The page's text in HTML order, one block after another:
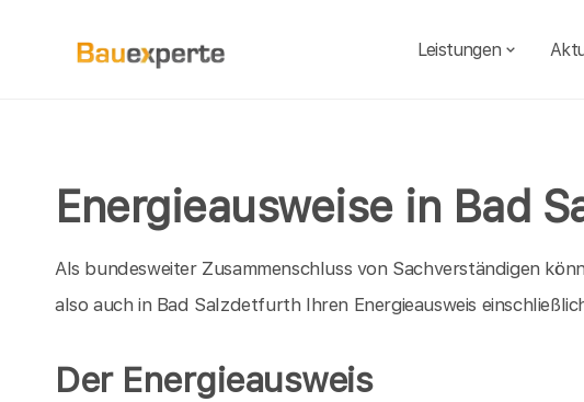
Leistungen
Energieausweise in Bad
Als bundesweiter Zusammenschluss von Sachverständigen
also auch in Bad Salzdetfurth Ihren Energieausweis
Der Energieausweis